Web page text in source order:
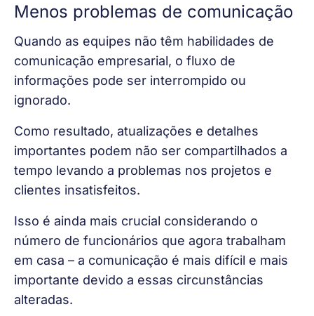
Menos problemas de comunicação
Quando as equipes não têm habilidades de
comunicação empresarial, o fluxo de
informações pode ser interrompido ou
ignorado.
Como resultado, atualizações e detalhes
importantes podem não ser compartilhados a
tempo levando a problemas nos projetos e
clientes insatisfeitos.
Isso é ainda mais crucial considerando o
número de funcionários que agora trabalham
em casa – a comunicação é mais difícil e mais
importante devido a essas circunstâncias
alteradas.